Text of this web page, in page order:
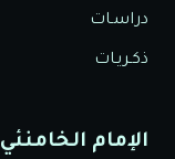
دراسـات
ذكـريـات
الإمام الخامنئي